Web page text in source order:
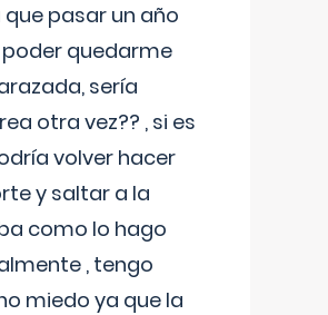
pasar un año
quedarme
sería
otra vez?? , si es
volver hacer
y saltar a la
como lo hago
, tengo
miedo ya que la